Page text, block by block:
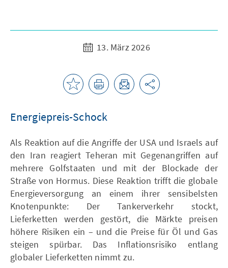
13. März 2026
Energiepreis-Schock
Als Reaktion auf die Angriffe der USA und Israels auf
den Iran reagiert Teheran mit Gegenangriffen auf
mehrere Golfstaaten und mit der Blockade der
Straße von Hormus. Diese Reaktion trifft die globale
Energieversorgung an einem ihrer sensibelsten
Knotenpunkte: Der Tankerverkehr stockt,
Lieferketten werden gestört, die Märkte preisen
höhere Risiken ein – und die Preise für Öl und Gas
steigen spürbar. Das Inflationsrisiko entlang
globaler Lieferketten nimmt zu.